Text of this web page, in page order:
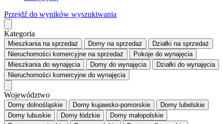
Przejdź do wyników wyszukiwania
Kategoria
Mieszkaniana sprzedaż Domy na sprzedaż Działki na sprzedaż
Nieruchomości komercyjne na sprzedaż Pokoje do wynajęcia
Mieszkaniado wynajęcia Domy do wynajęcia Działki do wynajęcia
Nieruchomości komercyjne do wynajęcia
Województwo
Domy dolnośląskie Domy kujawsko-pomorskie
Domy lubelskie
Domy lubuskie
Domy łódzkie
Domy małopolskie